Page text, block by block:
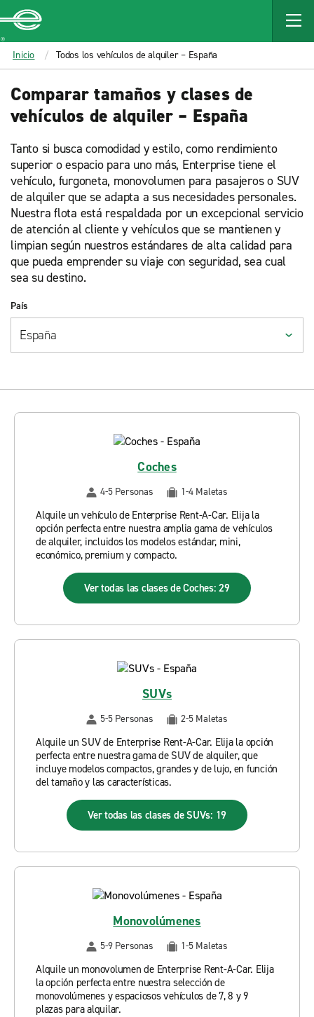
MAIN
CONTENT
Enterprise
Inicio Todos los vehículos de alquiler – España
Comparar tamaños y clases de
vehículos de alquiler – España
Tanto si busca comodidad y estilo, como rendimiento
superior o espacio para uno más, Enterprise tiene el
vehículo, furgoneta, monovolumen para pasajeros o SUV
de alquiler que se adapta a sus necesidades personales.
Nuestra flota está respaldada por un excepcional servicio
de atención al cliente y vehículos que se mantienen y
limpian según nuestros estándares de alta calidad para
que pueda emprender su viaje con seguridad, sea cual
sea su destino.
País
Coches
4-5 Personas 1-4 Maletas
Alquile un vehículo de Enterprise Rent-A-Car. Elija la
opción perfecta entre nuestra amplia gama de vehículos
de alquiler, incluidos los modelos estándar, mini,
económico, premium y compacto.
Ver todas las clases de Coches: 29
SUVs
5-5 Personas 2-5 Maletas
Alquile un SUV de Enterprise Rent-A-Car. Elija la opción
perfecta entre nuestra gama de SUV de alquiler, que
incluye modelos compactos, grandes y de lujo, en función
del tamaño y las características.
Ver todas las clases de SUVs: 19
Monovolúmenes
5-9 Personas 1-5 Maletas
Alquile un monovolumen de Enterprise Rent-A-Car. Elija
la opción perfecta entre nuestra selección de
monovolúmenes y espaciosos vehículos de 7, 8 y 9
plazas para alquilar.